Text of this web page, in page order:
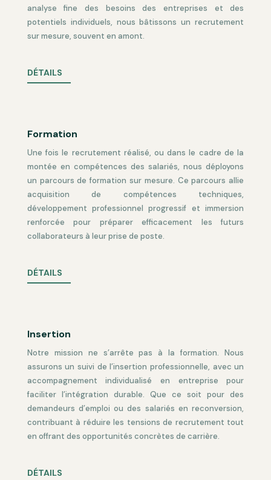
analyse fine des besoins des entreprises et des
potentiels individuels, nous bâtissons un recrutement
sur mesure, souvent en amont.
DÉTAILS
Formation
Une fois le recrutement réalisé, ou dans le cadre de la
montée en compétences des salariés, nous déployons
un parcours de formation sur mesure. Ce parcours allie
acquisition de compétences techniques,
développement professionnel progressif et immersion
renforcée pour préparer efficacement les futurs
collaborateurs à leur prise de poste.
DÉTAILS
Insertion
Notre mission ne s’arrête pas à la formation. Nous
assurons un suivi de l’insertion professionnelle, avec un
accompagnement individualisé en entreprise pour
faciliter l’intégration durable. Que ce soit pour des
demandeurs d’emploi ou des salariés en reconversion,
contribuant à réduire les tensions de recrutement tout
en offrant des opportunités concrètes de carrière.
DÉTAILS